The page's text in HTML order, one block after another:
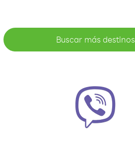
Buscar más destinos